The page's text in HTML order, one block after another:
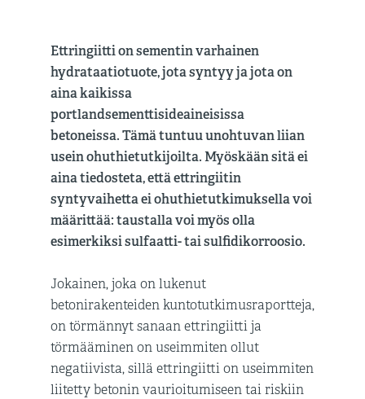
Ettringiitti on sementin varhainen
hydrataatiotuote, jota syntyy ja jota on
aina kaikissa
portlandsementtisideaineisissa
betoneissa. Tämä tuntuu unohtuvan liian
usein ohuthietutkijoilta. Myöskään sitä ei
aina tiedosteta, että ettringiitin
syntyvaihetta ei ohuthietutkimuksella voi
määrittää: taustalla voi myös olla
esimerkiksi sulfaatti- tai sulfidikorroosio.
Jokainen, joka on lukenut
betonirakenteiden kuntotutkimusraportteja,
on törmännyt sanaan ettringiitti ja
törmääminen on useimmiten ollut
negatiivista, sillä ettringiitti on useimmiten
liitetty betonin vaurioitumiseen tai riskiin